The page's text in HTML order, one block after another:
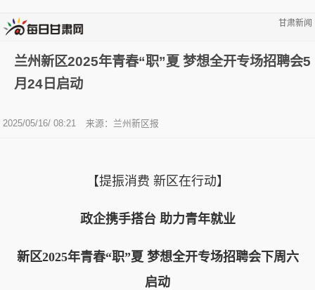
甘肃新闻
兰州新区2025年青春“职”夏 梦想全开专场招聘会5
月24日启动
2025/05/16/ 08:21 来源：兰州新区报
【提振消费 新区在行动】
政企携手搭台 助力青年就业
新区2025年青春“职”夏 梦想全开专场招聘会下周六
启动